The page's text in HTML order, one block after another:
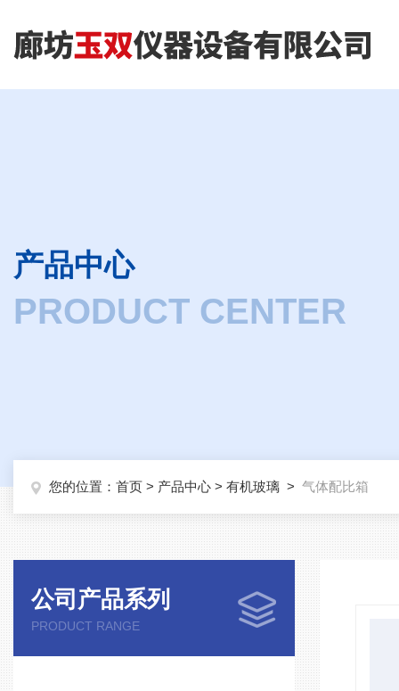
产品中心
PRODUCT CENTER
您的位置： 首页 > 产品中心 > 有机玻璃 > 气体配比箱
公司产品系列
PRODUCT RANGE